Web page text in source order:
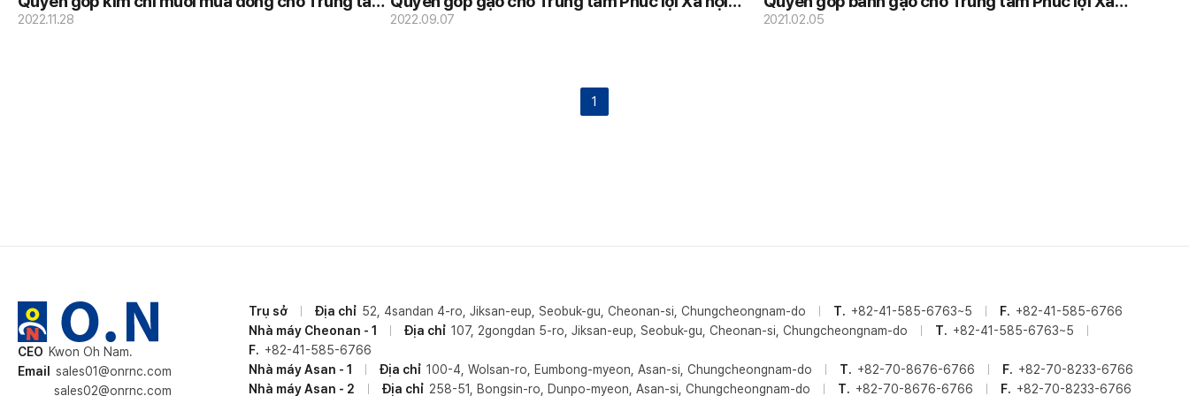
Phúc lợi Xã hội Tổng hợp Ssangyong.
2022.11.28
Tổng hợp Ssangyong.
2022.09.07
hội Tổng hợp Ssangyong.
2021.02.05
1
CEO Kwon Oh Nam.
Email
sales01@onrnc.com
sales02@onrnc.com
Trụ sở Địa chỉ 52, 4sandan 4-ro, Jiksan-eup, Seobuk-gu, Cheonan-si, Chungcheongnam-do T. +82-41-585-6763~5 F. +82-41-585-6766
Nhà máy Cheonan - 1
Địa chỉ 107, 2gongdan 5-ro, Jiksan-eup, Seobuk-gu, Cheonan-si, Chungcheongnam-do T. +82-41-585-6763~5
F. +82-41-585-6766
Nhà máy Asan - 1
Địa chỉ 100-4, Wolsan-ro, Eumbong-myeon, Asan-si, Chungcheongnam-do T. +82-70-8676-6766 F. +82-70-8233-6766
Nhà máy Asan - 2
Địa chỉ 258-51, Bongsin-ro, Dunpo-myeon, Asan-si, Chungcheongnam-do T. +82-70-8676-6766 F. +82-70-8233-6766